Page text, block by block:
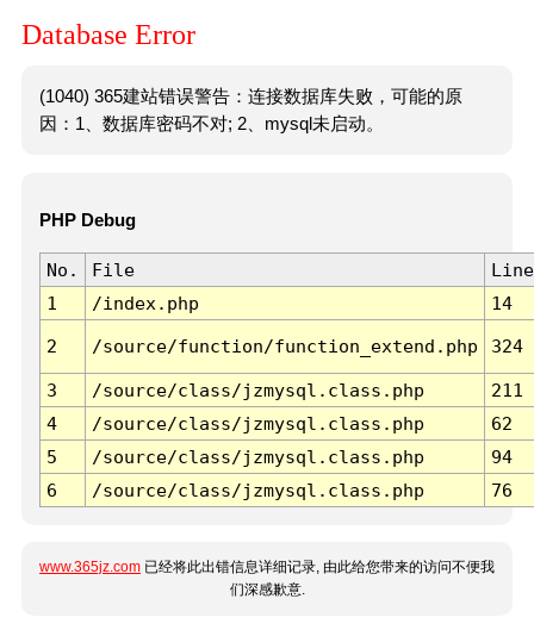
Database Error
(1040) 365建站错误警告：连接数据库失败，可能的原
因：1、数据库密码不对; 2、mysql未启动。
PHP Debug
No. File
Line
1
/index.php 14
2 /source/function/function_extend.php 324
3 /source/class/jzmysql.class.php
211
4
/source/class/jzmysql.class.php
62
5
/source/class/jzmysql.class.php
94
6
/source/class/jzmysql.class.php 76
www.365jz.com 已经将此出错信息详细记录, 由此给您带来的访问不便我
们深感歉意.